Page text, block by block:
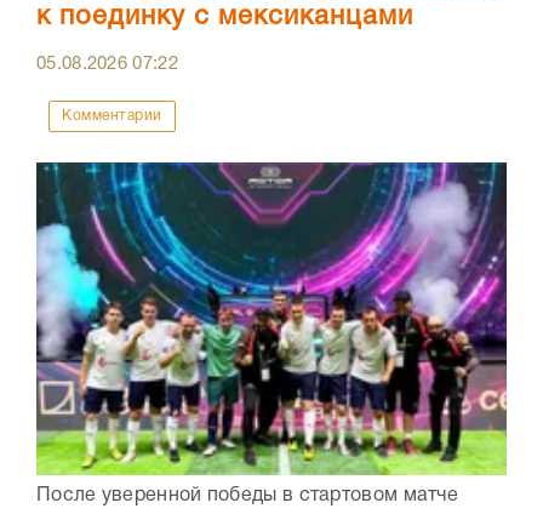
к поединку с мексиканцами
05.08.202607:22
Комментарии
После уверенной победы в стартовом матче